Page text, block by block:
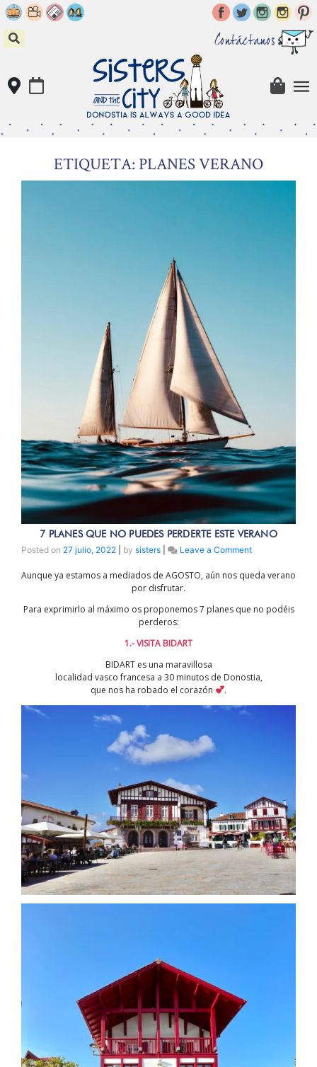
Skip
to
content
Contáctanos
ETIQUETA: PLANES VERANO
7 PLANES QUE NO PUEDES PERDERTE ESTE VERANO
Posted on 27 julio, 2022 by sisters Leave a Commenton
PLANES
PUEDES
Aunque ya estamos a mediados de AGOSTO, aún nos queda verano
por disfrutar.
Para exprimirlo al máximo os proponemos 7 planes que no podéis
perderos:
1.- VISITA BIDART
BIDART es una maravillosa
localidad vasco francesa a 30 minutos de Donostia,
que nos ha robado el corazón
.